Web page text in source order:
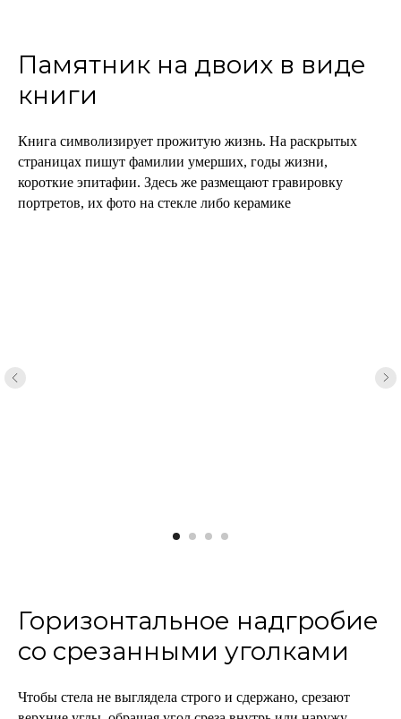
Памятник на двоих в виде
книги
Книга символизирует прожитую жизнь. На раскрытых
страницах пишут фамилии умерших, годы жизни,
короткие эпитафии. Здесь же размещают гравировку
портретов, их фото на стекле либо керамике
Горизонтальное надгробие
со срезанными уголками
Чтобы стела не выглядела строго и сдержано, срезают